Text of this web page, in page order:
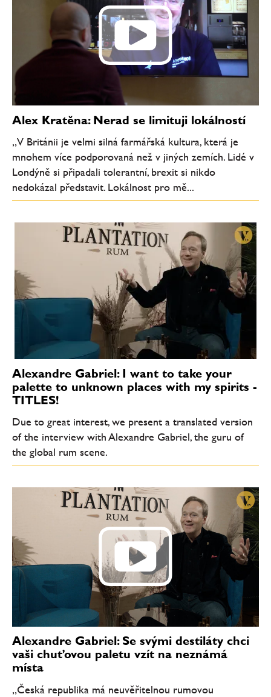
Alex Kratěna: Nerad se limituji lokálností
„V Británii je velmi silná farmářská kultura, která je
mnohem více podporovaná než v jiných zemích. Lidé v
Londýně si připadali tolerantní, brexit si nikdo
nedokázal představit. Lokálnost pro mě...
Alexandre Gabriel: I want to take your
palette to unknown places with my spirits -
TITLES!
Due to great interest, we present a translated version
of the interview with Alexandre Gabriel, the guru of
the global rum scene.
Alexandre Gabriel: Se svými destiláty chci
vaši chuťovou paletu vzít na neznámá
místa
„Česká republika má neuvěřitelnou rumovou